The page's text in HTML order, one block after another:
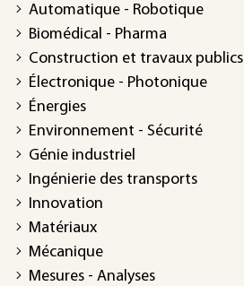
Automatique - Robotique
Biomédical - Pharma
Construction et travaux publics
Électronique - Photonique
Énergies
Environnement - Sécurité
Génie industriel
Ingénierie des transports
Innovation
Matériaux
Mécanique
Mesures - Analyses